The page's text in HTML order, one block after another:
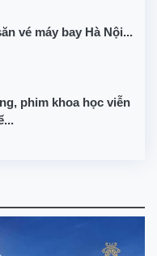
vé máy bay Hà Nội...
phim khoa học viễn